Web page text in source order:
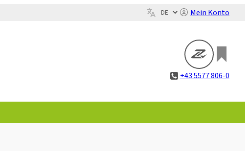
Mein Konto
+43 5577 806-0